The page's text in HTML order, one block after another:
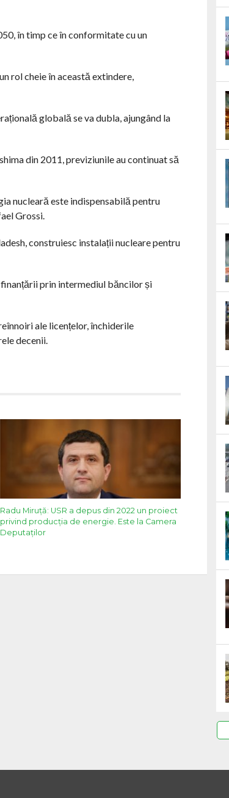
în timp ce în conformitate cu un
rol cheie în această extindere,
globală se va dubla, ajungând la
din 2011, previziunile au continuat să
nucleară este indispensabilă pentru
Grossi.
construiesc instalații nucleare pentru
prin intermediul băncilor și
ale licențelor, închiderile
decenii.
Radu Miruță: USR a depus din 2022 un proiect
privind producția de energie. Este la Camera
Deputaților